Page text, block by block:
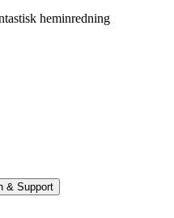
heminredning
& Support